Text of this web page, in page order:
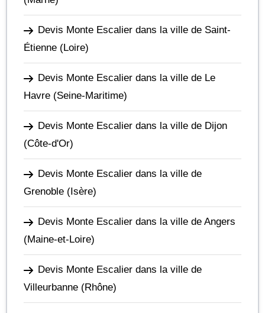
Devis Monte Escalier dans la ville de Saint-
Étienne (Loire)
Devis Monte Escalier dans la ville de Le
Havre (Seine-Maritime)
Devis Monte Escalier dans la ville de Dijon
(Côte-d'Or)
Devis Monte Escalier dans la ville de
Grenoble (Isère)
Devis Monte Escalier dans la ville de Angers
(Maine-et-Loire)
Devis Monte Escalier dans la ville de
Villeurbanne (Rhône)